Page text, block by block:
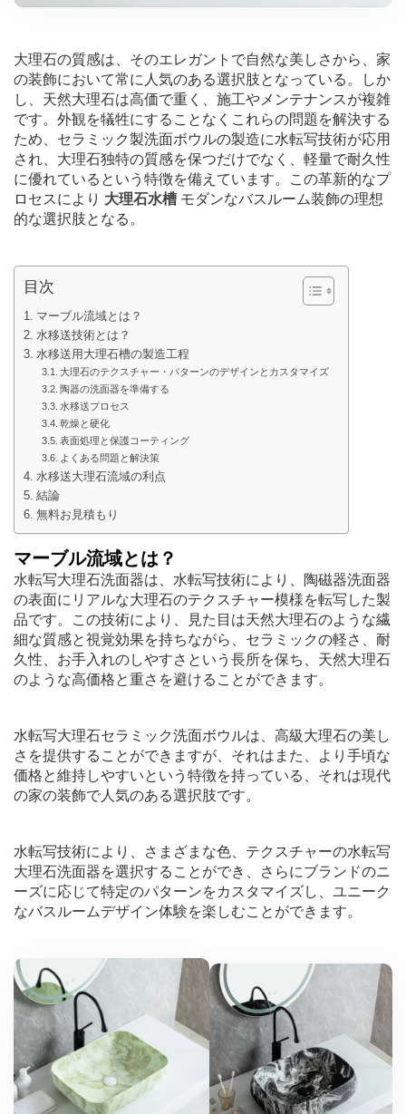
大理石の質感は、そのエレガントで自然な美しさから、家
の装飾において常に人気のある選択肢となっている。しか
し、天然大理石は高価で重く、施工やメンテナンスが複雑
です。外観を犠牲にすることなくこれらの問題を解決する
ため、セラミック製洗面ボウルの製造に水転写技術が応用
され、大理石独特の質感を保つだけでなく、軽量で耐久性
に優れているという特徴を備えています。この革新的なプ
ロセスにより 大理石水槽 モダンなバスルーム装飾の理想
的な選択肢となる。
目次
マーブル流域とは？
水移送技術とは？
水移送用大理石槽の製造工程
大理石のテクスチャー・パターンのデザインとカスタマイズ
陶器の洗面器を準備する
水移送プロセス
乾燥と硬化
表面処理と保護コーティング
よくある問題と解決策
水移送大理石流域の利点
結論
無料お見積もり
マーブル流域とは？
水転写大理石洗面器は、水転写技術により、陶磁器洗面器
の表面にリアルな大理石のテクスチャー模様を転写した製
品です。この技術により、見た目は天然大理石のような繊
細な質感と視覚効果を持ちながら、セラミックの軽さ、耐
久性、お手入れのしやすさという長所を保ち、天然大理石
のような高価格と重さを避けることができます。
水転写大理石セラミック洗面ボウルは、高級大理石の美し
さを提供することができますが、それはまた、より手頃な
価格と維持しやすいという特徴を持っている、それは現代
の家の装飾で人気のある選択肢です。
水転写技術により、さまざまな色、テクスチャーの水転写
大理石洗面器を選択することができ、さらにブランドのニ
ーズに応じて特定のパターンをカスタマイズし、ユニーク
なバスルームデザイン体験を楽しむことができます。